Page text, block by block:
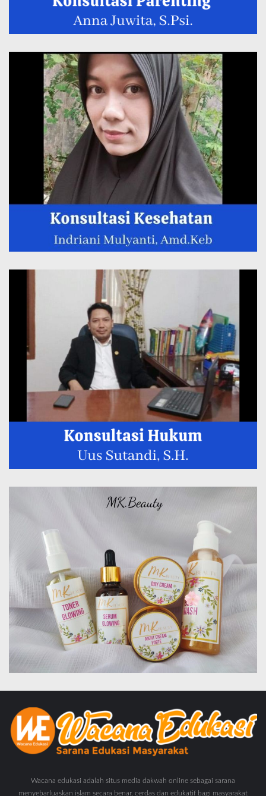
Wacana edukasi adalah situs media dakwah online sebagai sarana
menyebarluaskan islam secara benar, cerdas dan edukatif bagi masyarakat